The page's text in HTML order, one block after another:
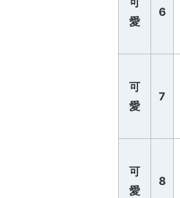
愛
6
可
愛
7
可
愛
8